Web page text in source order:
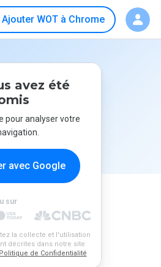
Ajouter WOT à Chrome
avez été
pour analyser votre
avec Google
sur
la collecte et l'utilisation
décrites dans notre site
Politique de Confidentialité